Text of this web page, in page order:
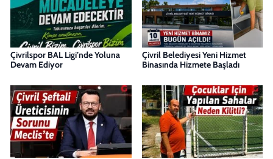
Çivrilspor BAL Ligi’nde Yoluna
Devam Ediyor
Çivril Belediyesi Yeni Hizmet
Binasında Hizmete Başladı